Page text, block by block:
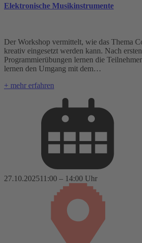
Elektronische Musikinstrumente
Der Workshop vermittelt, wie das Thema
kreativ eingesetzt werden kann. Nach
Programmierübungen lernen die
lernen den Umgang mit dem…
+ mehr erfahren
27.10.202511:00 – 14:00 Uhr